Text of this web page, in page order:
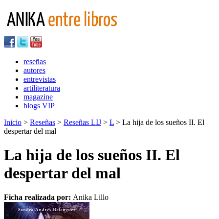
reseñas
autores
entrevistas
artiliteratura
magazine
blogs VIP
Inicio > Reseñas > Reseñas LIJ > L > La hija de los sueños II. El
despertar del mal
La hija de los sueños II. El
despertar del mal
Ficha realizada por: Anika Lillo